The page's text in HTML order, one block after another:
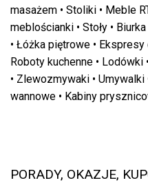
masażem • Stoliki • Meble
meblościanki • Stoły •
• Łóżka piętrowe • Ekspresy
Roboty kuchenne • Lodówki •
• Zlewozmywaki • Umywalki
wannowe • Kabiny
PORADY, OKAZJE,